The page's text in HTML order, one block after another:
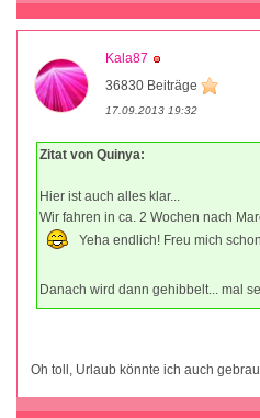
Kala87
36830 Beiträge
17.09.2013 19:32
Zitat von Quinya:
Hier ist auch alles klar...
Wir fahren in ca. 2 Wochen nach
Yeha endlich! Freu mich schon
Danach wird dann gehibbelt... mal
Oh toll, Urlaub könnte ich auch